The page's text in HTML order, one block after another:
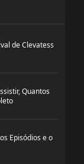
de Clevatess
Quantos
Episódios e o